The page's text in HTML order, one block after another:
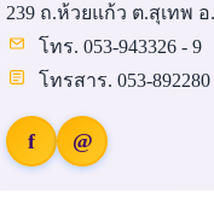
239 ถ.ห้วยแก้ว ต.สุเทพ อ
โทร. 053-943326 - 9
โทรสาร. 053-892280
f @